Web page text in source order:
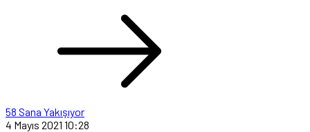
58 Sana Yakışıyor
4 Mayıs 2021 10:28